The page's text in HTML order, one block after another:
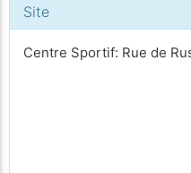
Site
Centre Sportif: Rue de